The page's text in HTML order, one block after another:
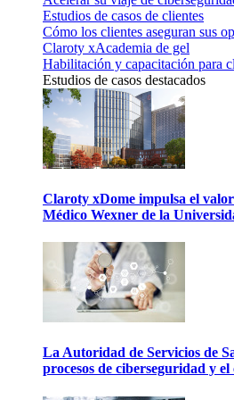
Estudios de casos de clientes
Cómo los clientes aseguran sus
Claroty xAcademia de gel
Habilitación y capacitación para
Estudios de casos destacados
Claroty xDome impulsa el
Médico Wexner de la
La Autoridad de Servicios de
procesos de ciberseguridad y